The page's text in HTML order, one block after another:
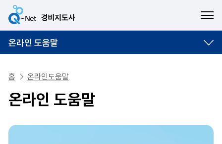
온라인 도움말
홈 온라인도움말
온라인 도움말